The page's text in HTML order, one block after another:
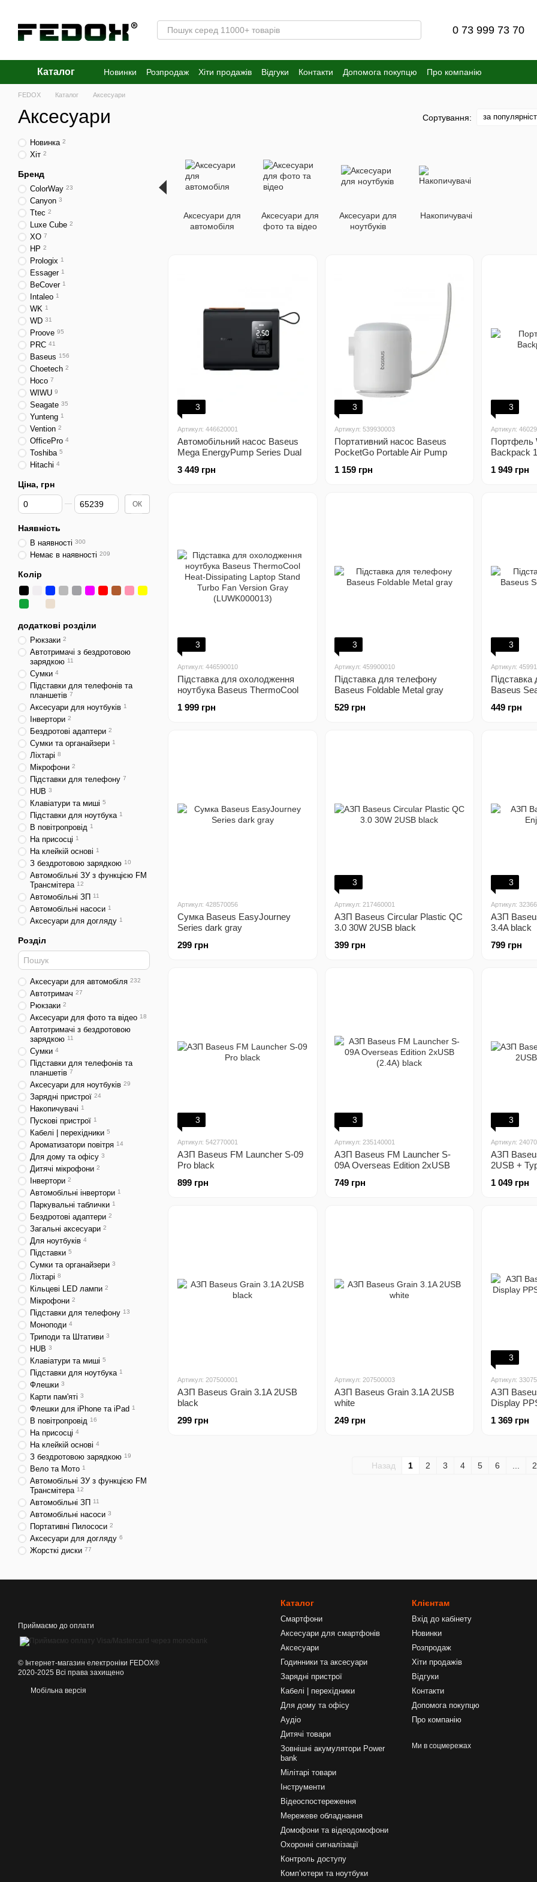
0 73 999 73 70
Каталог Новинки Розпродаж Хіти продажів Відгуки Контакти Допомога покупцю Про компанію
FEDOX Каталог Аксесуари
Аксесуари Сортування: за
Аксесуари для
автомобіля
Аксесуари для
фото та відео
Аксесуари для
ноутбуків
Накопичувачі
3
Артикул: 446620001
Автомобільний насос Baseus
Mega EnergyPump Series Dual
3 449 грн
3
Артикул: 539930003
Портативний насос Baseus
PocketGo Portable Air Pump
1 159 грн
3
Артикул:
Портфель
Backpack
1 949 грн
3
Артикул: 446590010
Підставка для охолодження
ноутбука Baseus ThermoCool
Turbo Fan Version Gray
1 999 грн
3
Артикул: 459900010
Підставка для телефону
Baseus Foldable Metal gray
529 грн
3
Артикул:
Baseus
449 грн
Артикул: 428570056
Сумка Baseus EasyJourney
Series dark gray
299 грн
3
Артикул: 217460001
АЗП Baseus Circular Plastic QC
3.0 30W 2USB black
399 грн
3
Артикул:
АЗП
3.4A black
799 грн
3
Артикул: 542770001
АЗП Baseus FM Launcher S-09
Pro black
899 грн
3
Артикул: 235140001
АЗП Baseus FM Launcher S-
09A Overseas Edition 2xUSB
749 грн
3
Артикул:
АЗП
2USB +
1 049 грн
Артикул: 207500001
АЗП Baseus Grain 3.1A 2USB
black
299 грн
Артикул: 207500003
АЗП Baseus Grain 3.1A 2USB
white
249 грн
3
Артикул:
АЗП
Display
1 369 грн
Назад 1 2 3 4 5 6
Новинка 2
Хіт 2
Бренд
ColorWay 23
Canyon 3
Ttec 2
Luxe Cube 2
XO 7
HP 2
Prologix 1
Essager 1
BeCover 1
Intaleo 1
WK 1
WD 31
Proove 95
PRC 41
Baseus 156
Choetech 2
Hoco 7
WIWU 9
Seagate 35
Yunteng 1
Vention 2
OfficePro 4
Toshiba 5
Hitachi 4
Ціна, грн
Від Ціна, грн
До Ціна, грн ОК
Наявність
В наявності 300
Немає в наявності 209
Колір
додаткові розділи
Рюкзаки 2
Автотримачі з бездротовою
зарядкою 11
Сумки 4
Підставки для телефонів та
планшетів 7
Аксесуари для ноутбуків 1
Інвертори 2
Бездротові адаптери 2
Сумки та органайзери 1
Ліхтарі 8
Мікрофони 2
Підставки для телефону 7
HUB 3
Клавіатури та миші 5
Підставки для ноутбука 1
В повітропровід 1
На присосці 1
На клейкій основі 1
З бездротовою зарядкою 10
Автомобільні ЗУ з функцією FM
Трансмітера 12
Автомобільні ЗП 11
Автомобільні насоси 1
Аксесуари для догляду 1
Розділ
Аксесуари для автомобіля 232
Автотримач 27
Рюкзаки 2
Аксесуари для фото та відео 18
Автотримачі з бездротовою
зарядкою 11
Сумки 4
Підставки для телефонів та
планшетів 7
Аксесуари для ноутбуків 29
Зарядні пристрої 24
Накопичувачі 1
Пускові пристрої 1
Кабелі | перехідники 5
Ароматизатори повітря 14
Для дому та офісу 3
Дитячі мікрофони 2
Інвертори 2
Автомобільні інвертори 1
Паркувальні таблички 1
Бездротові адаптери 2
Загальні аксесуари 2
Для ноутбуків 4
Підставки 5
Сумки та органайзери 3
Ліхтарі 8
Кільцеві LED лампи 2
Мікрофони 2
Підставки для телефону 13
Моноподи 4
Триподи та Штативи 3
HUB 3
Клавіатури та миші 5
Підставки для ноутбука 1
Флешки 3
Карти пам'яті 3
Флешки для iPhone та iPad 1
В повітропровід 16
На присосці 4
На клейкій основі 4
З бездротовою зарядкою 19
Вело та Мото 1
Автомобільні ЗУ з функцією FM
Трансмітера 12
Автомобільні ЗП 11
Автомобільні насоси 3
Портативні Пилососи 2
Аксесуари для догляду 6
Жорсткі диски 77
Приймаємо до оплати
©️ Інтернет-магазин електроніки FEDOX®
2020-2025 Всі права захищено
Мобільна версія
Каталог
Смартфони
Аксесуари для смартфонів
Аксесуари
Годинники та аксесуари
Зарядні пристрої
Кабелі | перехідники
Для дому та офісу
Аудіо
Дитячі товари
Зовнішні акумулятори Power
bank
Мілітарі товари
Інструменти
Відеоспостереження
Мережеве обладнання
Домофони та відеодомофони
Охоронні сигналізації
Контроль доступу
Комп’ютери та ноутбуки
Клієнтам
Вхід до кабінету
Новинки
Розпродаж
Хіти продажів
Відгуки
Контакти
Допомога покупцю
Про компанію
Ми в соцмережах